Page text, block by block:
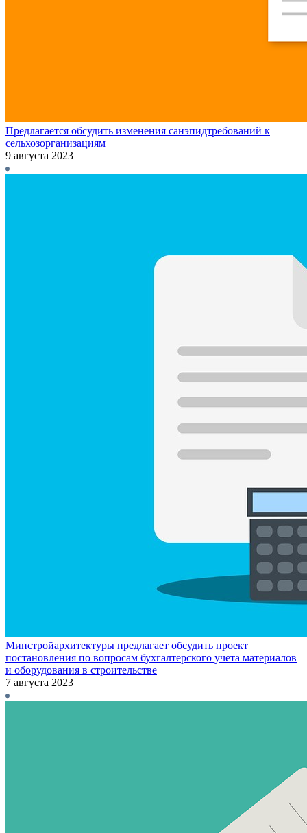
Предлагается обсудить изменения санэпидтребований к
сельхозорганизациям
9 августа 2023
Минстройархитектуры предлагает обсудить проект
постановления по вопросам бухгалтерского учета материалов
и оборудования в строительстве
7 августа 2023